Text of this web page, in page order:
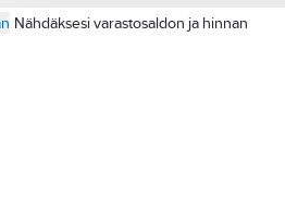
Nähdäksesi varastosaldon ja hinnan